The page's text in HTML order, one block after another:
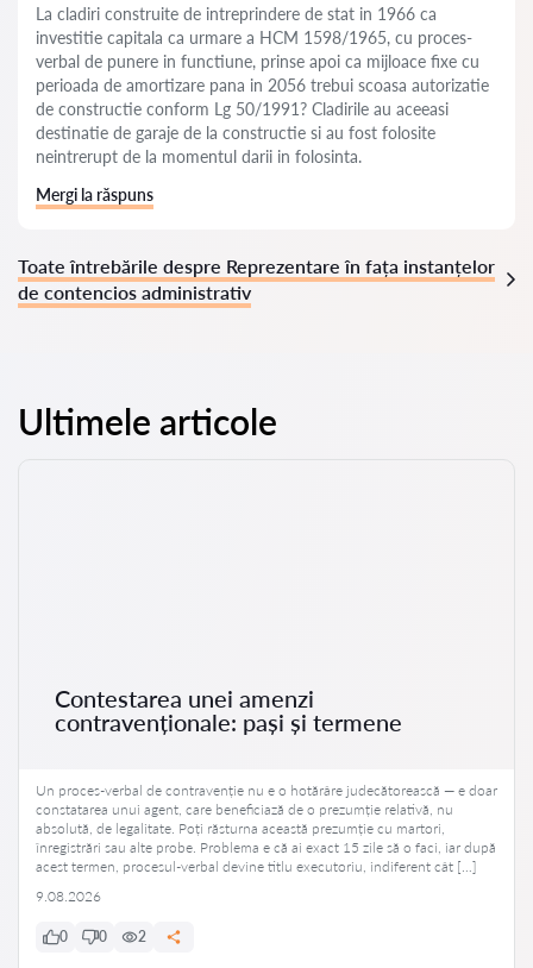
La cladiri construite de intreprindere de stat in 1966 ca
investitie capitala ca urmare a HCM 1598/1965, cu proces-
verbal de punere in functiune, prinse apoi ca mijloace fixe cu
perioada de amortizare pana in 2056 trebui scoasa autorizatie
de constructie conform Lg 50/1991? Cladirile au aceeasi
destinatie de garaje de la constructie si au fost folosite
neintrerupt de la momentul darii in folosinta.
Mergi la răspuns
Toate întrebările despre Reprezentare în fața instanțelor
de contencios administrativ
Ultimele articole
Contestarea unei amenzi
contravenționale: pași și termene
Un proces-verbal de contravenție nu e o hotărâre judecătorească — e doar
constatarea unui agent, care beneficiază de o prezumție relativă, nu
absolută, de legalitate. Poți răsturna această prezumție cu martori,
înregistrări sau alte probe. Problema e că ai exact 15 zile să o faci, iar după
acest termen, procesul-verbal devine titlu executoriu, indiferent cât […]
9.08.2026
0 0 2